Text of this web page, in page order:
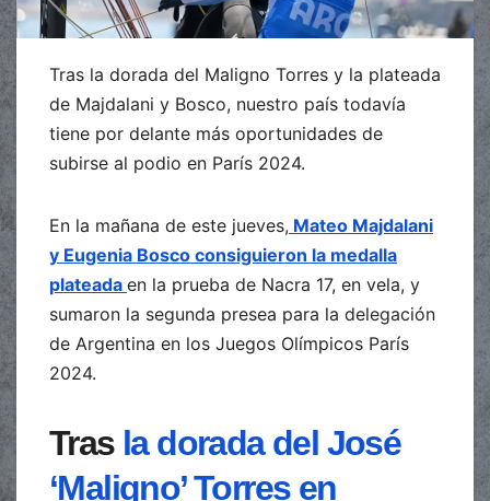
Tras la dorada del Maligno Torres y la plateada
de Majdalani y Bosco, nuestro país todavía
tiene por delante más oportunidades de
subirse al podio en París 2024.
En la mañana de este jueves, Mateo Majdalani
y Eugenia Bosco consiguieron la medalla
plateada en la prueba de Nacra 17, en vela, y
sumaron la segunda presea para la delegación
de Argentina en los Juegos Olímpicos París
2024.
Tras la dorada del José
‘Maligno’ Torres en